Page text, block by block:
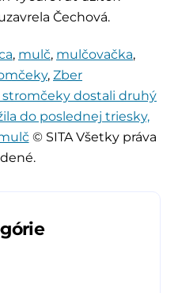
Čechová.
, mulč, mulčovačka,
, Zber
stromčeky dostali druhý
do poslednej triesky,
© SITA Všetky práva